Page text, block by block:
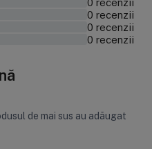
0 recenzii
0 recenzii
0 recenzii
de mai sus au adăugat